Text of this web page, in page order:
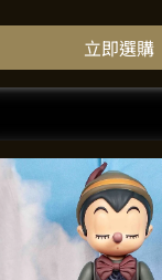
立即選購